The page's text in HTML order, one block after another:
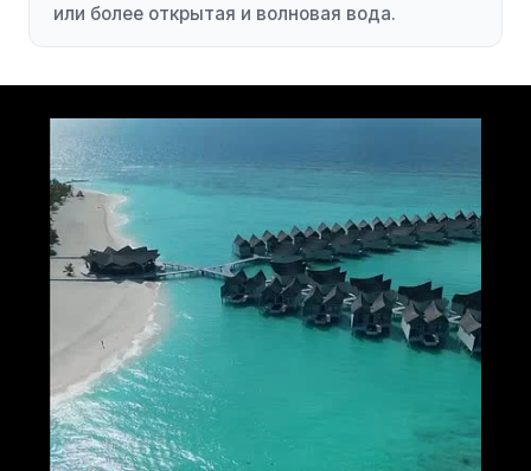
или более открытая и волновая вода.